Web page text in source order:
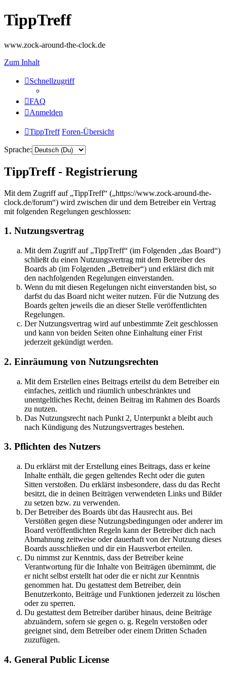
TippTreff
www.zock-around-the-clock.de
Zum Inhalt
Schnellzugriff
FAQ
Anmelden
TippTreff Foren-Übersicht
Sprache:
TippTreff - Registrierung
Mit dem Zugriff auf „TippTreff“ („https://www.zock-around-the-
clock.de/forum“) wird zwischen dir und dem Betreiber ein Vertrag
mit folgenden Regelungen geschlossen:
1. Nutzungsvertrag
Mit dem Zugriff auf „TippTreff“ (im Folgenden „das Board“)
schließt du einen Nutzungsvertrag mit dem Betreiber des
Boards ab (im Folgenden „Betreiber“) und erklärst dich mit
den nachfolgenden Regelungen einverstanden.
Wenn du mit diesen Regelungen nicht einverstanden bist, so
darfst du das Board nicht weiter nutzen. Für die Nutzung des
Boards gelten jeweils die an dieser Stelle veröffentlichten
Regelungen.
Der Nutzungsvertrag wird auf unbestimmte Zeit geschlossen
und kann von beiden Seiten ohne Einhaltung einer Frist
jederzeit gekündigt werden.
2. Einräumung von Nutzungsrechten
Mit dem Erstellen eines Beitrags erteilst du dem Betreiber ein
einfaches, zeitlich und räumlich unbeschränktes und
unentgeltliches Recht, deinen Beitrag im Rahmen des Boards
zu nutzen.
Das Nutzungsrecht nach Punkt 2, Unterpunkt a bleibt auch
nach Kündigung des Nutzungsvertrages bestehen.
3. Pflichten des Nutzers
Du erklärst mit der Erstellung eines Beitrags, dass er keine
Inhalte enthält, die gegen geltendes Recht oder die guten
Sitten verstoßen. Du erklärst insbesondere, dass du das Recht
besitzt, die in deinen Beiträgen verwendeten Links und Bilder
zu setzen bzw. zu verwenden.
Der Betreiber des Boards übt das Hausrecht aus. Bei
Verstößen gegen diese Nutzungsbedingungen oder anderer im
Board veröffentlichten Regeln kann der Betreiber dich nach
Abmahnung zeitweise oder dauerhaft von der Nutzung dieses
Boards ausschließen und dir ein Hausverbot erteilen.
Du nimmst zur Kenntnis, dass der Betreiber keine
Verantwortung für die Inhalte von Beiträgen übernimmt, die
er nicht selbst erstellt hat oder die er nicht zur Kenntnis
genommen hat. Du gestattest dem Betreiber, dein
Benutzerkonto, Beiträge und Funktionen jederzeit zu löschen
oder zu sperren.
Du gestattest dem Betreiber darüber hinaus, deine Beiträge
abzuändern, sofern sie gegen o. g. Regeln verstoßen oder
geeignet sind, dem Betreiber oder einem Dritten Schaden
zuzufügen.
4. General Public License